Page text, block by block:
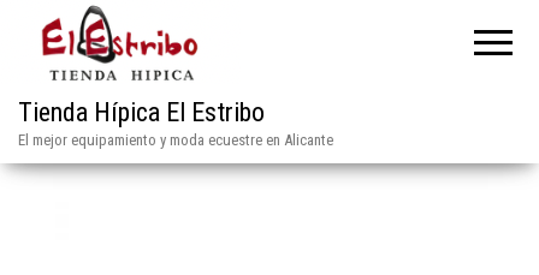
Tienda Hípica El Estribo
El mejor equipamiento y moda ecuestre en Alicante